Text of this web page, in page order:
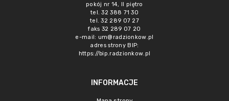
pokój nr 14, II piętro
tel. 32 388 71 30
tel. 32 289 07 27
faks 32 289 07 20
e-mail: um@radzionkow.pl
adres strony BIP:
https://bip.radzionkow.pl
INFORMACJE